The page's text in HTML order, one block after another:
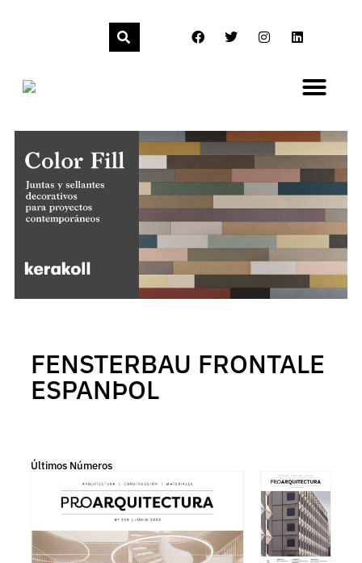
FENSTERBAU FRONTALE
ESPANÞOL
Últimos Números